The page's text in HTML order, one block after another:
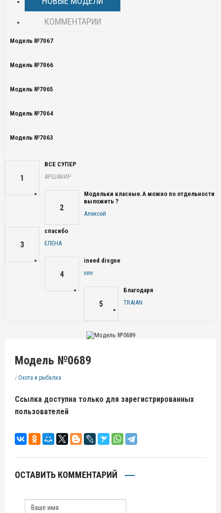
КОММЕНТАРИИ
Модель №7067
Модель №7066
Модель №7065
Модель №7064
Модель №7063
1
ВСЕ СУПЕР
АРШАВИР
2
Модельки класные.А можно по отдельности
выложить ?
Алексей
3
спасибо
ЕЛЕНА
4
ineed disgne
nmr
5
Благодаря
TRAIAN
Модель №0689
/ Охота и рыбалка
Ссылка доступна только для зарегистрированных
пользователей
ОСТАВИТЬ КОММЕНТАРИЙ